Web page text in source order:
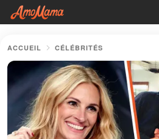
ACCUEIL CÉLÉBRITÉS